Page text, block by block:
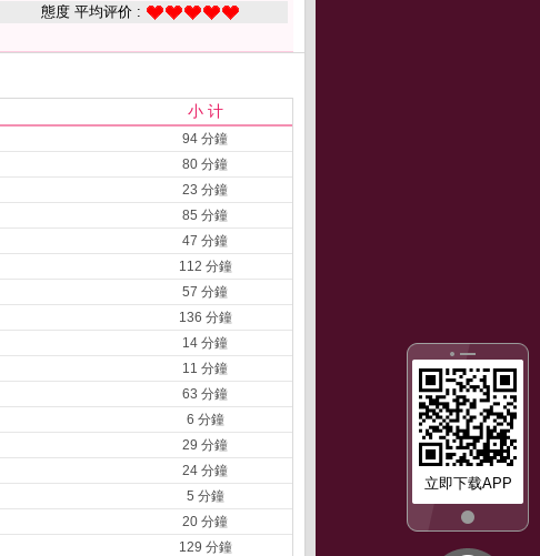
立即下载APP
態度 平均评价 :
小 计
94 分鐘
80 分鐘
23 分鐘
85 分鐘
47 分鐘
112 分鐘
57 分鐘
136 分鐘
14 分鐘
11 分鐘
63 分鐘
6 分鐘
29 分鐘
24 分鐘
5 分鐘
20 分鐘
129 分鐘